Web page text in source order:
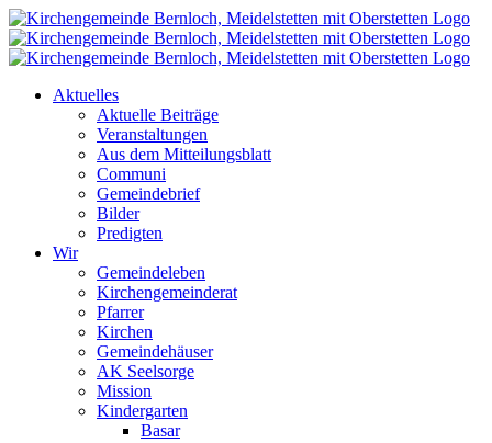
Zum
Inhalt
springen
Aktuelles
Aktuelle Beiträge
Veranstaltungen
Aus dem Mitteilungsblatt
Communi
Gemeindebrief
Bilder
Predigten
Wir
Gemeindeleben
Kirchengemeinderat
Pfarrer
Kirchen
Gemeindehäuser
AK Seelsorge
Mission
Kindergarten
Basar